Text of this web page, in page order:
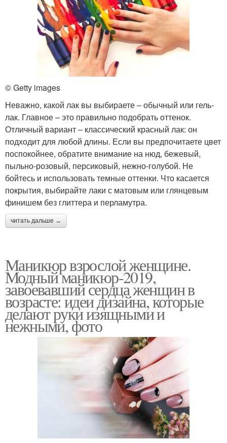
© Getty images
Неважно, какой лак вы выбираете ‒ обычный или гель-
лак. Главное – это правильно подобрать оттенок.
Отличный вариант ‒ классический красный лак: он
подходит для любой длины. Если вы предпочитаете цвет
поспокойнее, обратите внимание на нюд, бежевый,
пыльно-розовый, персиковый, нежно-голубой. Не
бойтесь и использовать темные оттенки. Что касается
покрытия, выбирайте лаки с матовым или глянцевым
финишем без глиттера и перламутра.
читать дальше →
Маникюр взрослой женщине.
Модный маникюр-2019,
завоевавший сердца женщин в
возрасте: идеи дизайна, которые
делают руки изящными и
нежными, фото